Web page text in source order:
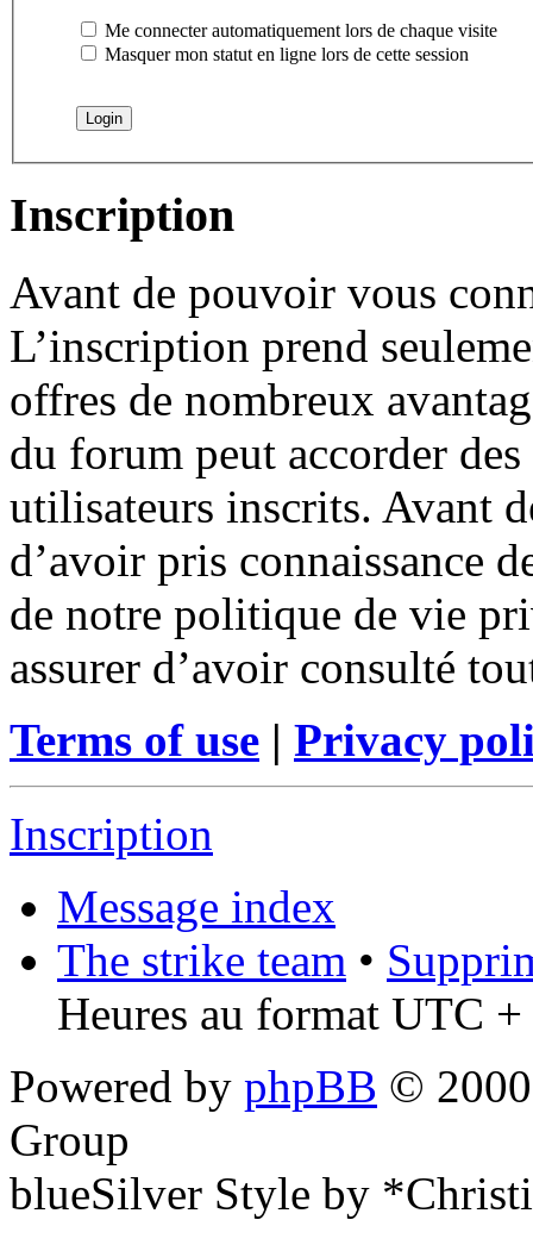
Me connecter automatiquement lors de chaque visite
Masquer mon statut en ligne lors de cette session
Inscription
Avant de pouvoir vous
L’inscription prend
offres de nombreux
du forum peut accorder
utilisateurs inscrits. Avant
d’avoir pris connaissance
de notre politique de vie
assurer d’avoir consulté
Terms of use | Privacy
Inscription
Message index
The strike team •
Heures au format UTC
Powered by phpBB ©
Group
blueSilver Style by